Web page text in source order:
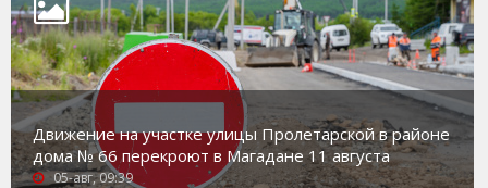
Движение на участке улицы Пролетарской в районе
дома № 66 перекроют в Магадане 11 августа
05-авг, 09:39